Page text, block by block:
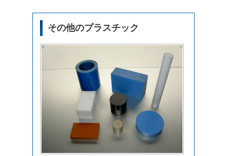
その他のプラスチック